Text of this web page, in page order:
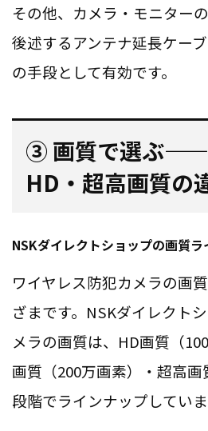
その他、カメラ・モニター
後述するアンテナ延長ケー
の手段として有効です。
③ 画質で選ぶ
HD・超高画質の
NSKダイレクトショップの画質
ワイヤレス防犯カメラの画
ざまです。NSKダイレクト
メラの画質は、HD画質（
画質（200万画素）・超高
段階でラインナップしていま